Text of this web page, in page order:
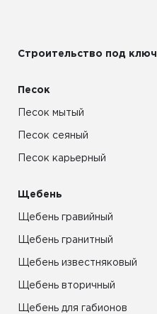
Строительство под ключ
Песок
Песок мытый
Песок сеяный
Песок карьерный
Щебень
Щебень гравийный
Щебень гранитный
Щебень известняковый
Щебень вторичный
Щебень для габионов